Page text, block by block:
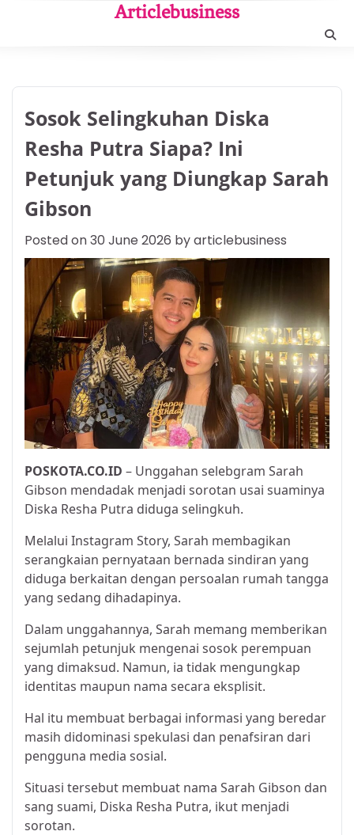
Articlebusiness
Sosok Selingkuhan Diska
Resha Putra Siapa? Ini
Petunjuk yang Diungkap Sarah
Gibson
Posted on30 June 2026 byarticlebusiness
POSKOTA.CO.ID – Unggahan selebgram Sarah
Gibson mendadak menjadi sorotan usai suaminya
Diska Resha Putra diduga selingkuh.
Melalui Instagram Story, Sarah membagikan
serangkaian pernyataan bernada sindiran yang
diduga berkaitan dengan persoalan rumah tangga
yang sedang dihadapinya.
Dalam unggahannya, Sarah memang memberikan
sejumlah petunjuk mengenai sosok perempuan
yang dimaksud. Namun, ia tidak mengungkap
identitas maupun nama secara eksplisit.
Hal itu membuat berbagai informasi yang beredar
masih didominasi spekulasi dan penafsiran dari
pengguna media sosial.
Situasi tersebut membuat nama Sarah Gibson dan
sang suami, Diska Resha Putra, ikut menjadi
sorotan.